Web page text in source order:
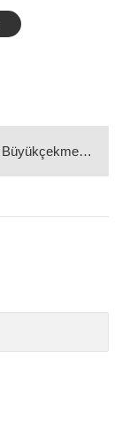
Büyükçekmece Mimaroba Mahallesi Parkeciler ve Parke Ustaları